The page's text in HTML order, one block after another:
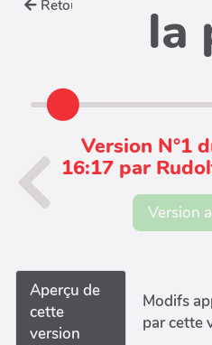
Retour la
Version N°1
16:17 par
Version
Aperçu de
cette
version
Modifs
par cette